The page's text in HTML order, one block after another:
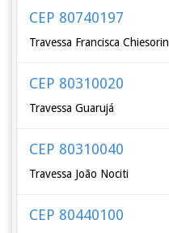
CEP 80740197
Travessa Francisca Chiesorin
CEP 80310020
Travessa Guarujá
CEP 80310040
Travessa João Nociti
CEP 80440100